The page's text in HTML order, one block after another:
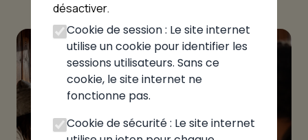
désactiver.
Cookie de session : Le site internet
utilise un cookie pour identifier les
sessions utilisateurs. Sans ce
cookie, le site internet ne
fonctionne pas.
Cookie de sécurité : Le site internet